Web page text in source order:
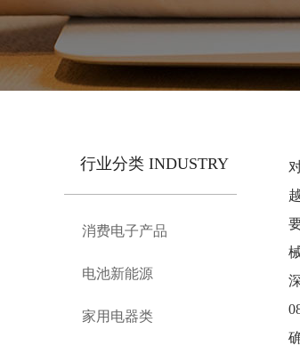
行业分类 INDUSTRY
消费电子产品
电池新能源
家用电器类